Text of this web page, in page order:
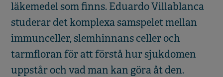
läkemedel som finns. Eduardo Villablanca
studerar det komplexa samspelet mellan
immunceller, slemhinnans celler och
tarmfloran för att förstå hur sjukdomen
uppstår och vad man kan göra åt den.